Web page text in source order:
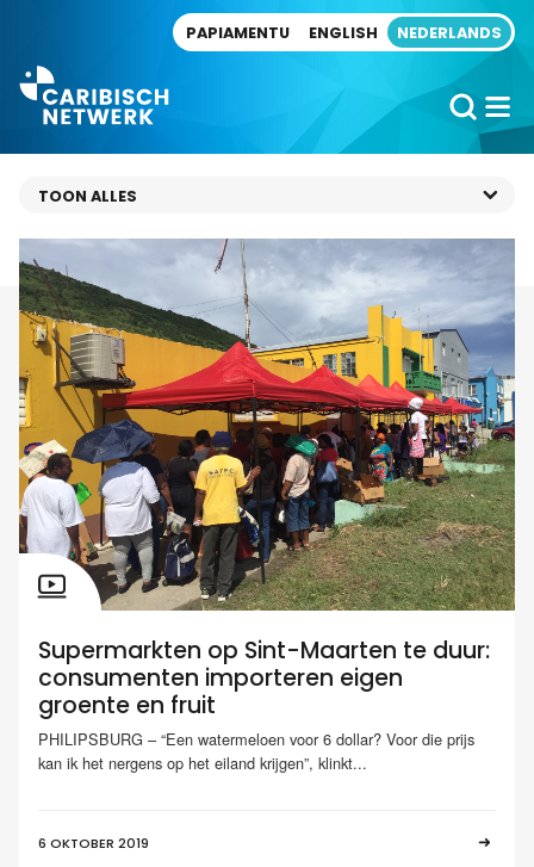
PAPIAMENTU ENGLISH NEDERLANDS
Supermarkten op Sint-Maarten te duur:
consumenten importeren eigen
groente en fruit
PHILIPSBURG – “Een watermeloen voor 6 dollar? Voor die prijs
kan ik het nergens op het eiland krijgen”, klinkt...
6 OKTOBER 2019